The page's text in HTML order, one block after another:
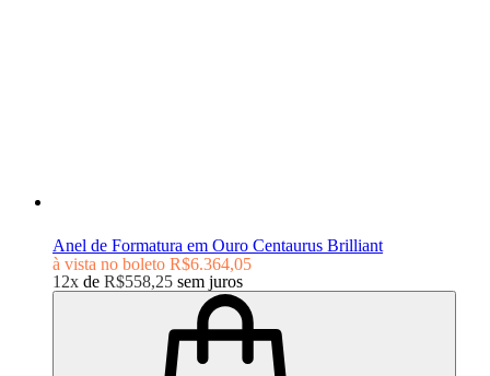
Anel de Formatura em Ouro Centaurus Brilliant
à vista no boleto R$6.364,05
12x de R$558,25 sem juros